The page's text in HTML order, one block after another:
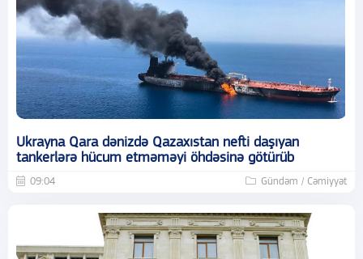
Ukrayna Qara dənizdə Qazaxıstan nefti daşıyan
tankerlərə hücum etməməyi öhdəsinə götürüb
09:04 Gündəm / Cəmiyyət